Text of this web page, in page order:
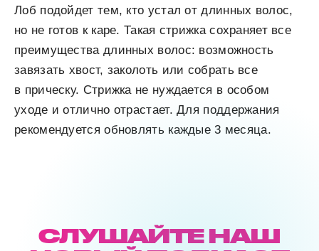
Лоб подойдет тем, кто устал от длинных волос,
но не готов к каре. Такая стрижка сохраняет все
преимущества длинных волос: возможность
завязать хвост, заколоть или собрать все
в прическу. Стрижка не нуждается в особом
уходе и отлично отрастает. Для поддержания
рекомендуется обновлять каждые 3 месяца.
СЛУШАЙТЕ НАШ